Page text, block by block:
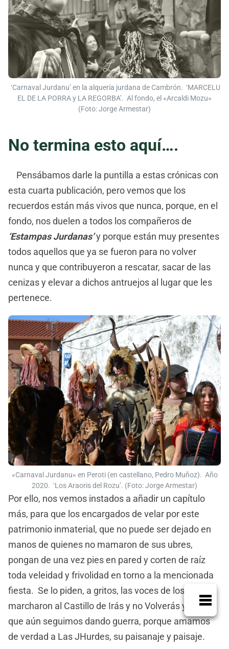
‘Carnaval Jurdanu’ en la alquería jurdana de Cambrón. ‘MARCELU
EL DE LA PORRA y LA REGORBA’. Al fondo, el «Arcaldi Mozu»
(Foto: Jorge Armestar)
No termina esto aquí….
Pensábamos darle la puntilla a estas crónicas con
esta cuarta publicación, pero vemos que los
recuerdos están más vivos que nunca, porque, en el
fondo, nos duelen a todos los compañeros de
‘Estampas Jurdanas’y porque están muy presentes
todos aquellos que ya se fueron para no volver
nunca y que contribuyeron a rescatar, sacar de las
cenizas y elevar a dichos antruejos al lugar que les
pertenece.
«Carnaval Jurdanu» en Peroti (en castellano, Pedro Muñoz). Año
2020. ‘Los Araoris del Rozu’. (Foto: Jorge Armestar)
Por ello, nos vemos instados a añadir un capítulo
más, para que los encargados de velar por este
patrimonio inmaterial, que no puede ser dejado en
manos de quienes no mamaron de sus ubres,
pongan de una vez pies en pared y corten de raíz
toda veleidad y frivolidad en torno a la mencionada
fiesta. Se lo piden, a gritos, las voces de los que se
marcharon al Castillo de Irás y no Volverás y de los
que aún seguimos dando guerra, porque amamos
de verdad a Las JHurdes, su paisanaje y paisaje.